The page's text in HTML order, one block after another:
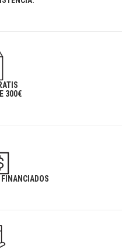
300€
FINANCIADOS